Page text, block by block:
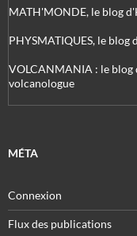
MATH'MONDE, le blog
PHYSMATIQUES, le
VOLCANMANIA : le blog
volcanologue
MÉTA
Connexion
Flux des publications